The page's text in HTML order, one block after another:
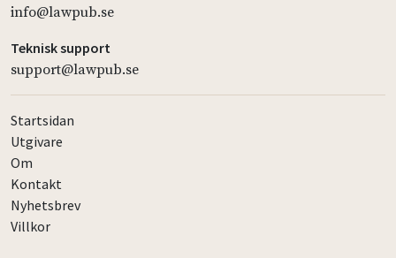
info@lawpub.se
Teknisk support
support@lawpub.se
Startsidan
Utgivare
Om
Kontakt
Nyhetsbrev
Villkor